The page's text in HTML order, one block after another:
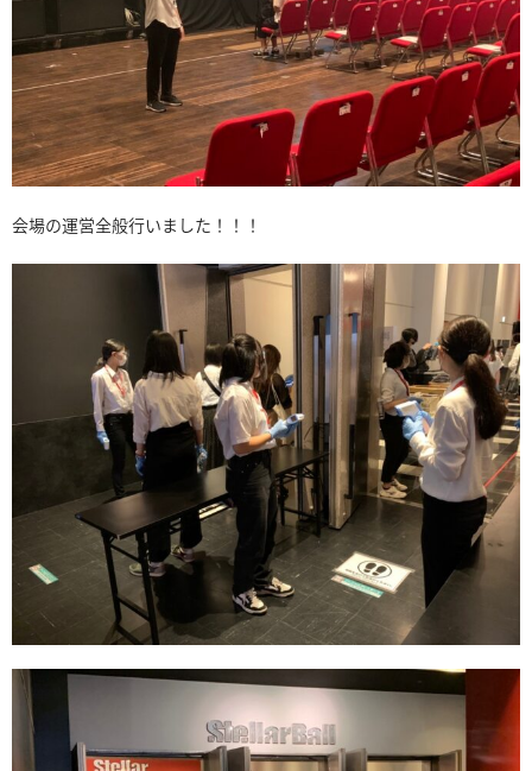
会場の運営全般行いました！！！